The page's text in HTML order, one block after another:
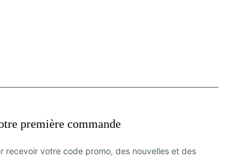
première commande
recevoir votre code promo, des nouvelles et des